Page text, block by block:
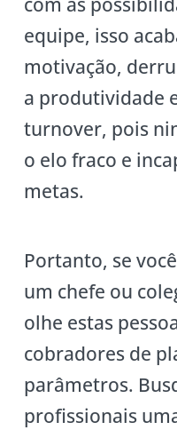
equipe, isso
motivação,
a produtividade
turnover, pois
o elo fraco e
metas.
Portanto, se
um chefe ou
olhe estas
cobradores de
parâmetros.
profissionais